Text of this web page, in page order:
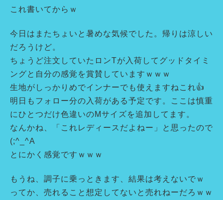
これ書いてからｗ
今日はまたちょいと暑めな気候でした。帰りは涼しい
だろうけど。
ちょうど注文していたロンTが入荷してグッドタイミ
ングと自分の感覚を賞賛していますｗｗｗ
生地がしっかりめでインナーでも使えますねこれ👍
明日もフォロー分の入荷がある予定です。ここは慎重
にひとつだけ色違いのMサイズを追加してます。
なんかね、「これレディースだよねー」と思ったので
(;^_^A
とにかく感覚ですｗｗｗ
もうね、調子に乗っときます、結果は考えないでｗ
ってか、売れること想定してないと売れねーだろｗｗ